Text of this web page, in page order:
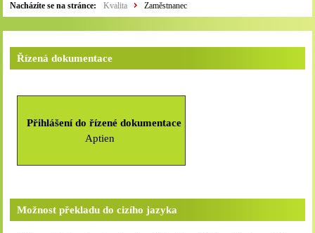
Nacházíte se na stránce: Kvalita Zaměstnanec
Řízená dokumentace
Přihlášení do řízené dokumentace
Aptien
Možnost překladu do cizího jazyka